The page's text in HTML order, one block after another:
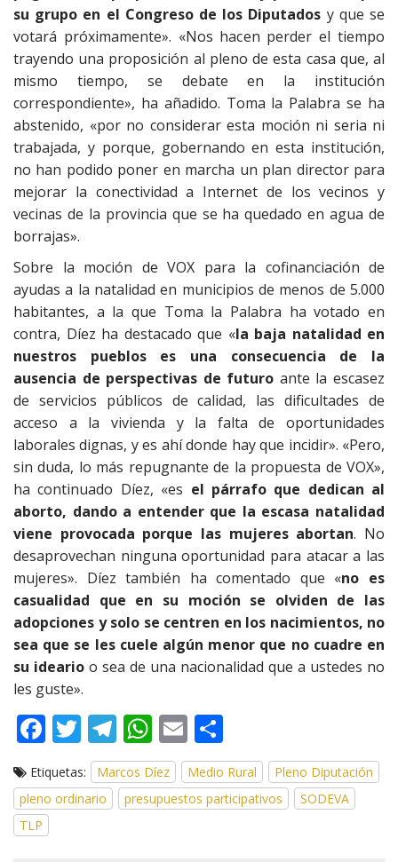
su grupo en el Congreso de los Diputados y que se
votará próximamente». «Nos hacen perder el tiempo
trayendo una proposición al pleno de esta casa que, al
mismo tiempo, se debate en la institución
correspondiente», ha añadido. Toma la Palabra se ha
abstenido, «por no considerar esta moción ni seria ni
trabajada, y porque, gobernando en esta institución,
no han podido poner en marcha un plan director para
mejorar la conectividad a Internet de los vecinos y
vecinas de la provincia que se ha quedado en agua de
borrajas».
Sobre la moción de VOX para la cofinanciación de
ayudas a la natalidad en municipios de menos de 5.000
habitantes, a la que Toma la Palabra ha votado en
contra, Díez ha destacado que «la baja natalidad en
nuestros pueblos es una consecuencia de la
ausencia de perspectivas de futuro ante la escasez
de servicios públicos de calidad, las dificultades de
acceso a la vivienda y la falta de oportunidades
laborales dignas, y es ahí donde hay que incidir». «Pero,
sin duda, lo más repugnante de la propuesta de VOX»,
ha continuado Díez, «es el párrafo que dedican al
aborto, dando a entender que la escasa natalidad
viene provocada porque las mujeres abortan. No
desaprovechan ninguna oportunidad para atacar a las
mujeres». Díez también ha comentado que «no es
casualidad que en su moción se olviden de las
adopciones y solo se centren en los nacimientos, no
sea que se les cuele algún menor que no cuadre en
su ideario o sea de una nacionalidad que a ustedes no
les guste».
F
e
b
o
T
w
itt
er
T
el
e
gr
W
h
at
s
E
m
ai
l
o
m
p
Etiquetas: Marcos Díez Medio Rural
Pleno Diputación
pleno ordinario
presupuestos participativos
SODEVA
TLP